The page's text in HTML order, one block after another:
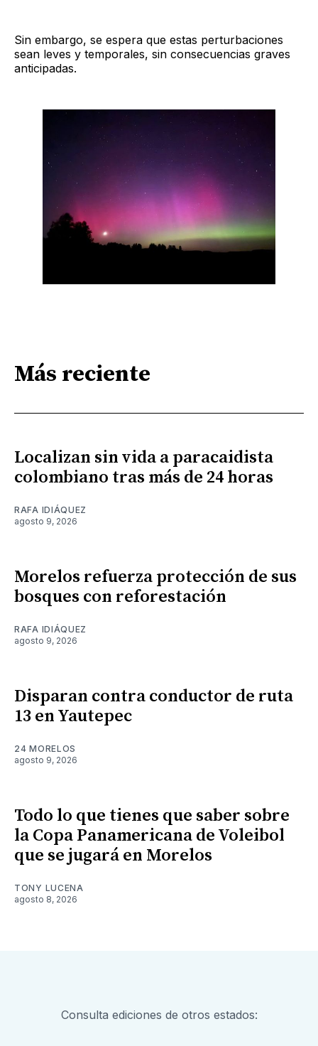
Sin embargo, se espera que estas perturbaciones
sean leves y temporales, sin consecuencias graves
anticipadas.
Más reciente
Localizan sin vida a paracaidista
colombiano tras más de 24 horas
RAFA IDIÁQUEZ
agosto 9, 2026
Morelos refuerza protección de sus
bosques con reforestación
RAFA IDIÁQUEZ
agosto 9, 2026
Disparan contra conductor de ruta
13 en Yautepec
24 MORELOS
agosto 9, 2026
Todo lo que tienes que saber sobre
la Copa Panamericana de Voleibol
que se jugará en Morelos
TONY LUCENA
agosto 8, 2026
Consulta ediciones de otros estados: